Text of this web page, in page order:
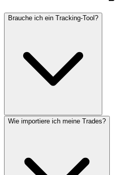
Brauche ich ein Tracking-Tool?
Wie importiere ich meine Trades?